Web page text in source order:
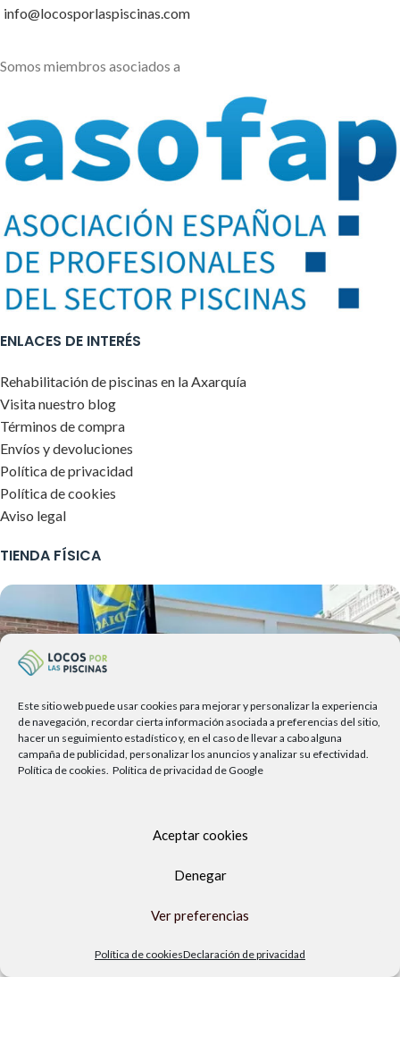
Este sitio web puede usar cookies para mejorar y personalizar la experiencia
de navegación, recordar cierta información asociada a preferencias del sitio,
hacer un seguimiento estadístico y, en el caso de llevar a cabo alguna
campaña de publicidad, personalizar los anuncios y analizar su efectividad.
Política de cookies. Política de privacidad de Google
Aceptar cookies
Denegar
Ver preferencias
Política de cookiesDeclaración de privacidad
info@locosporlaspiscinas.com
Somos miembros asociados a
ENLACES DE INTERÉS
Rehabilitación de piscinas en la Axarquía
Visita nuestro blog
Términos de compra
Envíos y devoluciones
Política de privacidad
Política de cookies
Aviso legal
TIENDA FÍSICA
29740 Torre del Mar, Málaga
9.00h a 13.30h - 16.00h a 19.00h
Sábados